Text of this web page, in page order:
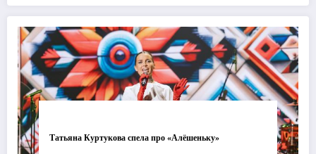
современной хореографии
одуванчика
Татьяна Куртукова спела про «Алёшеньку»